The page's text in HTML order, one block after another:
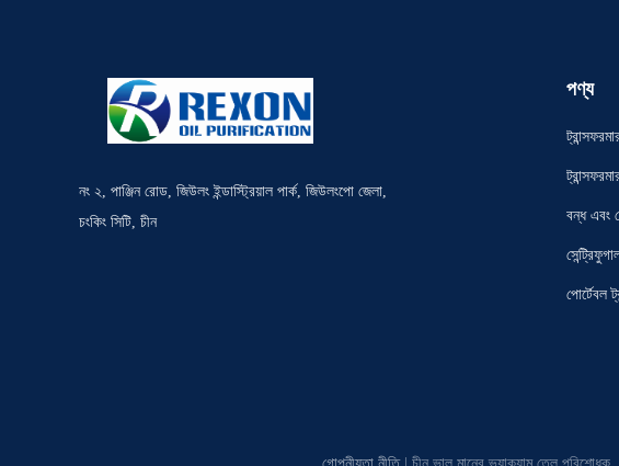
নং ২, পাঞ্জিন রোড, জিউলং ইন্ডাস্ট্রিয়াল পার্ক, জিউলংপো জেলা,
চংকিং সিটি, চীন
পণ্য
বন্ধ এবং
তেল
পোর্টেবল